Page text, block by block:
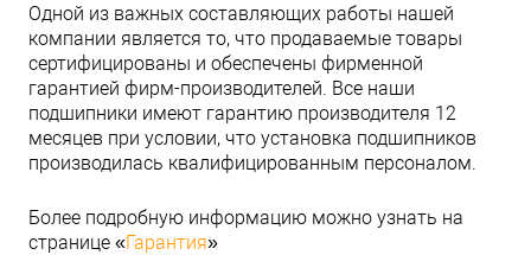
Одной из важных составляющих работы нашей
компании является то, что продаваемые товары
сертифицированы и обеспечены фирменной
гарантией фирм-производителей. Все наши
подшипники имеют гарантию производителя 12
месяцев при условии, что установка подшипников
производилась квалифицированным персоналом.
Более подробную информацию можно узнать на
странице «Гарантия»